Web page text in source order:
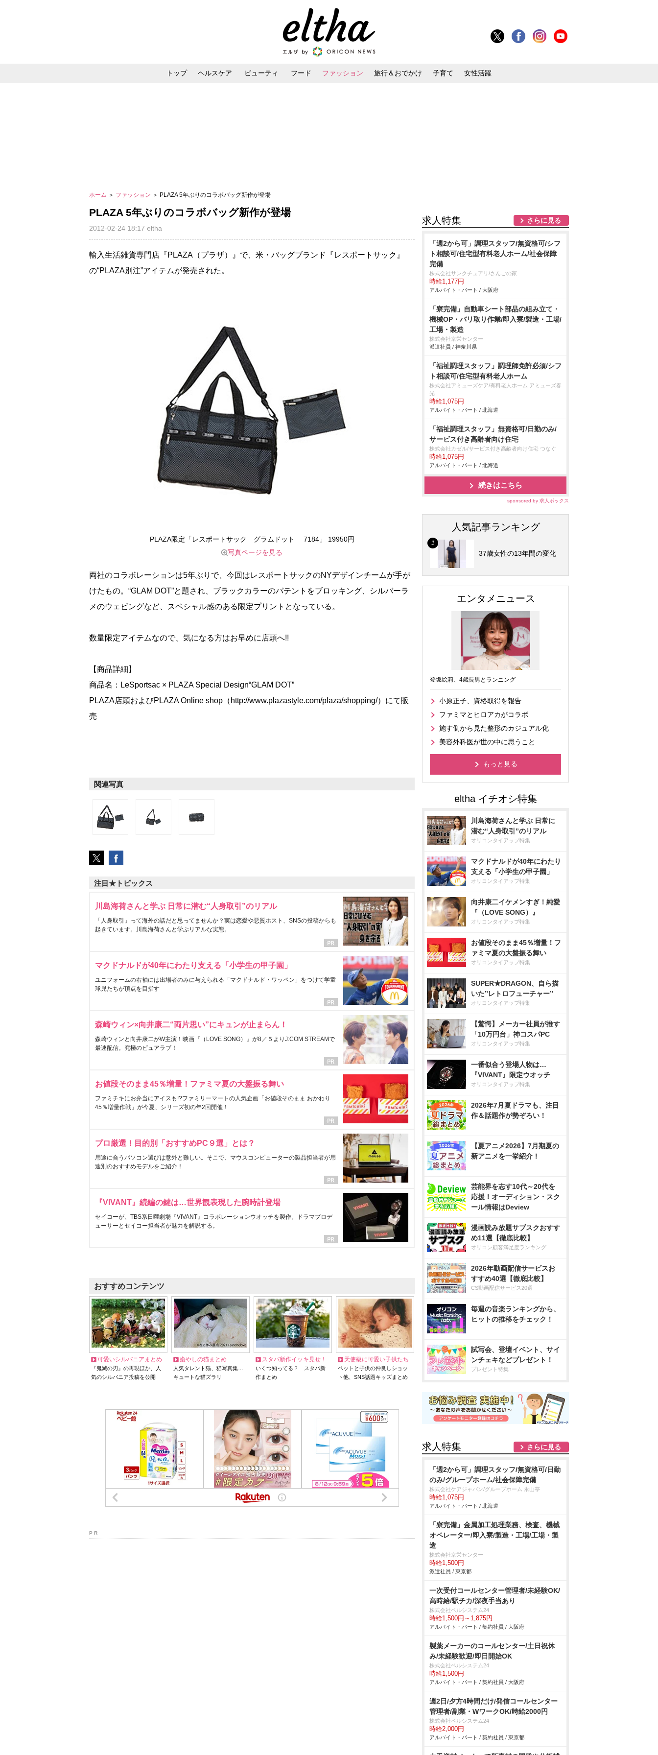
トップ ヘルスケア ビューティ フード ファッション 旅行＆おでかけ 子育て 女性活躍
ホーム ＞ ファッション ＞ PLAZA 5年ぶりのコラボバッグ新作が登場
PLAZA 5年ぶりのコラボバッグ新作が登場
2012-02-24 18:17 eltha
輸入生活雑貨専門店『PLAZA（プラザ）』で、米・バッグブランド『レスポートサック』
の“PLAZA別注”アイテムが発売された。
PLAZA限定「レスポートサック グラムドット 7184」 19950円
写真ページを見る
両社のコラボレーションは5年ぶりで、今回はレスポートサックのNYデザインチームが手が
けたもの。“GLAM DOT”と題され、ブラックカラーのパテントをブロッキング、シルバーラ
メのウェビングなど、スペシャル感のある限定プリントとなっている。
数量限定アイテムなので、気になる方はお早めに店頭へ!!
【商品詳細】
商品名：LeSportsac × PLAZA Special Design“GLAM DOT”
PLAZA店頭およびPLAZA Online shop（http://www.plazastyle.com/plaza/shopping/）にて販
売
関連写真
注目★トピックス
川島海荷さんと学ぶ 日常に潜む“人身取引”のリアル
「人身取引」って海外の話だと思ってませんか？実は恋愛や悪質ホスト、SNSの投稿からも
起きています。川島海荷さんと学ぶリアルな実態。
マクドナルドが40年にわたり支える「小学生の甲子園」
ユニフォームの右袖には出場者のみに与えられる「マクドナルド・ワッペン」をつけて学童
球児たちが頂点を目指す
森崎ウィン×向井康二“両片思い”にキュンが止まらん！
森崎ウィンと向井康二がW主演！映画『（LOVE SONG）』が8／５よりJ:COM STREAMで
最速配信。究極のピュアラブ！
お値段そのまま45％増量！ファミマ夏の大盤振る舞い
ファミチキにお弁当にアイスも!?ファミリーマートの人気企画「お値段そのまま おかわり
45％増量作戦」が今夏、シリーズ初の年2回開催！
プロ厳選！目的別「おすすめPC９選」とは？
用途に合うパソコン選びは意外と難しい。そこで、マウスコンピューターの製品担当者が用
途別のおすすめモデルをご紹介！
『VIVANT』続編の鍵は…世界観表現した腕時計登場
セイコーが、TBS系日曜劇場『VIVANT』コラボレーションウオッチを製作。ドラマプロデ
ューサーとセイコー担当者が魅力を解説する。
おすすめコンテンツ
可愛いシルバニアまとめ
『鬼滅の刃』の再現ほか、人
気のシルバニア投稿を公開
癒やしの猫まとめ
人気タレント猫、猫写真集…
キュートな猫ズラリ
スタバ新作イッキ見せ！
いくつ知ってる？ スタバ新
作まとめ
天使級に可愛い子供たち
ペットと子供の仲良しショッ
ト他、SNS話題キッズまとめ
P R
求人特集 さらに見る
「週2から可」調理スタッフ/無資格可/シフ
ト相談可/住宅型有料老人ホーム/社会保障
完備
株式会社サンクチュアリ/さんごの家
時給1,177円
アルバイト・パート / 大阪府
「寮完備」自動車シート部品の組み立て・
機械OP・バリ取り作業/即入寮/製造・工場/
工場・製造
株式会社京栄センター
派遣社員 / 神奈川県
「福祉調理スタッフ」調理師免許必須/シフ
ト相談可/住宅型有料老人ホーム
株式会社アミューズケア/有料老人ホーム アミューズ春
光
時給1,075円
アルバイト・パート / 北海道
「福祉調理スタッフ」無資格可/日勤のみ/
サービス付き高齢者向け住宅
株式会社カゼル/サービス付き高齢者向け住宅 つなぐ
時給1,075円
アルバイト・パート / 北海道
続きはこちら
sponsored by 求人ボックス
人気記事ランキング
37歳女性の13年間の変化
エンタメニュース
登坂絵莉、4歳長男とランニング
小原正子、資格取得を報告
ファミマとヒロアカがコラボ
施す側から見た整形のカジュアル化
美容外科医が世の中に思うこと
もっと見る
川島海荷さんと学ぶ 日常に
潜む“人身取引”のリアル
オリコンタイアップ特集
マクドナルドが40年にわたり
支える「小学生の甲子園」
オリコンタイアップ特集
向井康二イケメンすぎ！純愛
『（LOVE SONG）』
オリコンタイアップ特集
お値段そのまま45％増量！フ
ァミマ夏の大盤振る舞い
オリコンタイアップ特集
SUPER★DRAGON、自ら描
いた”レトロフューチャー”
オリコンタイアップ特集
【驚愕】メーカー社員が推す
「10万円台」神コスパPC
オリコンタイアップ特集
一番似合う登場人物は…
『VIVANT』限定ウオッチ
オリコンタイアップ特集
2026年7月夏ドラマも、注目
作＆話題作が勢ぞろい！
【夏アニメ2026】7月期夏の
新アニメを一挙紹介！
芸能界を志す10代～20代を
応援！オーディション・スク
ール情報はDeview
漫画読み放題サブスクおすす
め11選【徹底比較】
オリコン顧客満足度ランキング
2026年動画配信サービスお
すすめ40選【徹底比較】
CS動画配信サービス20選
毎週の音楽ランキングから、
ヒットの推移をチェック！
試写会、登壇イベント、サイ
ンチェキなどプレゼント！
プレゼント特集
求人特集 さらに見る
「週2から可」調理スタッフ/無資格可/日勤
のみ/グループホーム/社会保障完備
株式会社ケアジャパン/グループホーム 永山亭
時給1,075円
アルバイト・パート / 北海道
「寮完備」金属加工処理業務、検査、機械
オペレーター/即入寮/製造・工場/工場・製
造
株式会社京栄センター
時給1,500円
派遣社員 / 東京都
一次受付コールセンター管理者/未経験OK/
高時給/駅チカ/深夜手当あり
株式会社ベルシステム24
時給1,500円～1,875円
アルバイト・パート / 契約社員 / 大阪府
製薬メーカーのコールセンター/土日祝休
み/未経験歓迎/即日開始OK
株式会社ベルシステム24
時給1,500円
アルバイト・パート / 契約社員 / 大阪府
週2日/夕方4時間だけ/発信コールセンター
管理者/副業・WワークOK/時給2000円
株式会社ベルシステム24
時給2,000円
アルバイト・パート / 契約社員 / 東京都